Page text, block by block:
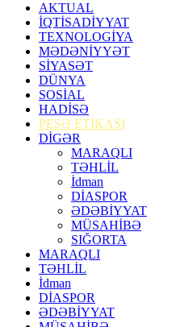
AKTUAL
İQTİSADİYYAT
TEXNOLOGİYA
MƏDƏNİYYƏT
SİYASƏT
DÜNYA
SOSİAL
HADİSƏ
PEŞƏ ETİKASI
DİGƏR
MARAQLI
TƏHLİL
İdman
DİASPOR
ƏDƏBİYYAT
MÜSAHİBƏ
SIĞORTA
MARAQLI
TƏHLİL
İdman
DİASPOR
ƏDƏBİYYAT